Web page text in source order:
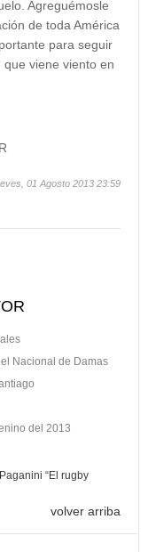
Agreguémosle
de toda América
para seguir
viene viento en
01 Agosto 2013 23:59
Nacional de Damas
del 2013
“El rugby
volver arriba